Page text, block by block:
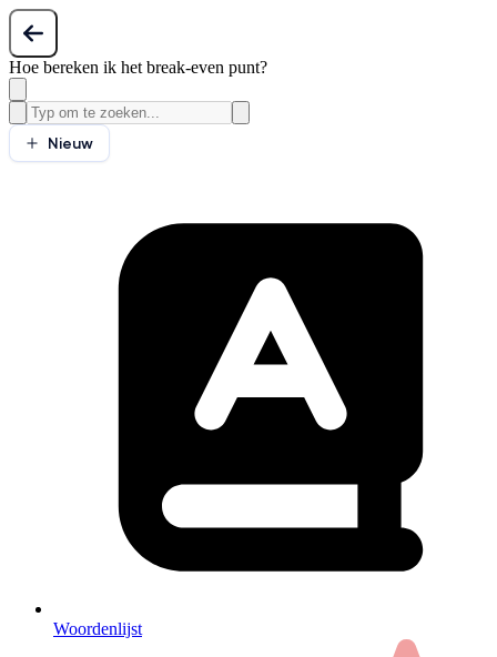
Hoe bereken ik het break-even punt?
Nieuw
Woordenlijst